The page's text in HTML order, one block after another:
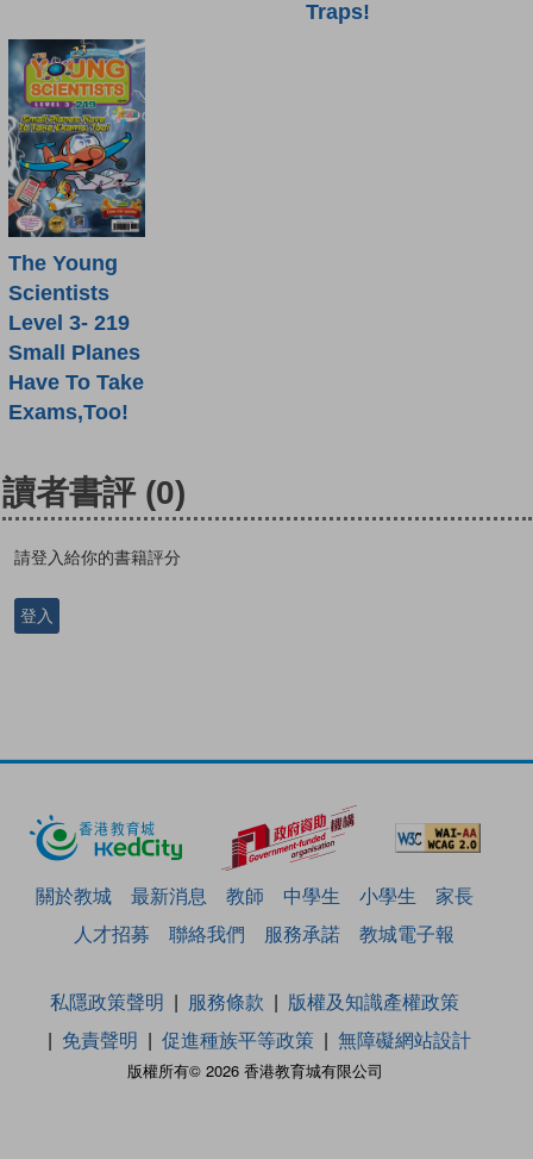
Traps!
The Young
Scientists
Level 3- 219
Small Planes
Have To Take
Exams,Too!
讀者書評 (0)
請登入給你的書籍評分
登入
關於教城 最新消息 教師 中學生 小學生
家長
人才招募
聯絡我們 服務承諾 教城電子報
版權所有© 2026 香港教育城有限公司
私隱政策聲明 服務條款
版權及知識產權政策
免責聲明
促進種族平等政策 無障礙網站設計